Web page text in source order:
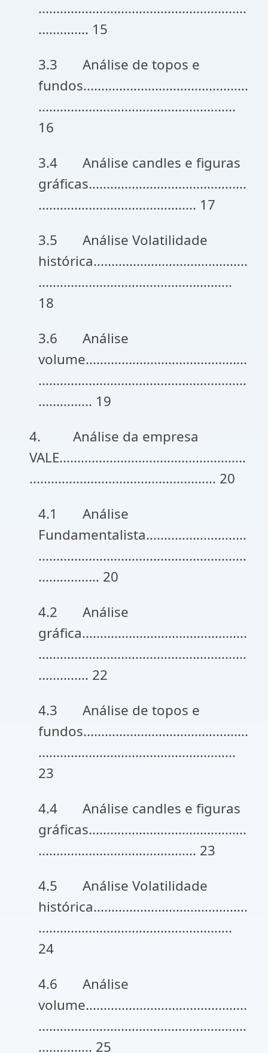
..........................................................
.............. 15
3.3 Análise de topos e
fundos..............................................
.......................................................
16
3.4 Análise candles e figuras
gráficas............................................
............................................ 17
3.5 Análise Volatilidade
histórica...........................................
......................................................
18
3.6 Análise
volume.............................................
..........................................................
............... 19
4. Análise da empresa
VALE....................................................
.................................................... 20
4.1 Análise
Fundamentalista............................
..........................................................
................. 20
4.2 Análise
gráfica..............................................
..........................................................
.............. 22
4.3 Análise de topos e
fundos..............................................
.......................................................
23
4.4 Análise candles e figuras
gráficas............................................
............................................ 23
4.5 Análise Volatilidade
histórica...........................................
......................................................
24
4.6 Análise
volume.............................................
..........................................................
............... 25